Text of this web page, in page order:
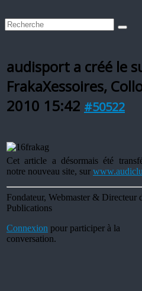
audisport a créé le
FrakaXessoires,
2010 15:42 #50522
Cet article a désormais été
notre nouveau site, sur
Fondateur, Webmaster & Directeur
Publications
Connexion pour participer à la
conversation.